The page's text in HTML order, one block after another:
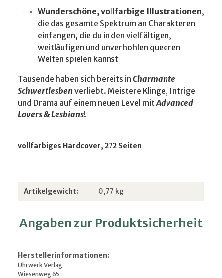
Wunderschöne, vollfarbige Illustrationen,
die das gesamte Spektrum an Charakteren
einfangen, die du in den vielfältigen,
weitläufigen und unverhohlen queeren
Welten spielen kannst
Tausende haben sich bereits in Charmante
Schwertlesben verliebt. Meistere Klinge, Intrige
und Drama auf einem neuen Level mitAdvanced
Lovers & Lesbians!
vollfarbiges Hardcover, 272 Seiten
Produkteigenschaft
Wert
Artikelgewicht: 0,77 kg
Angaben zur Produktsicherheit
Herstellerinformationen:
Uhrwerk Verlag
Wiesenweg 65